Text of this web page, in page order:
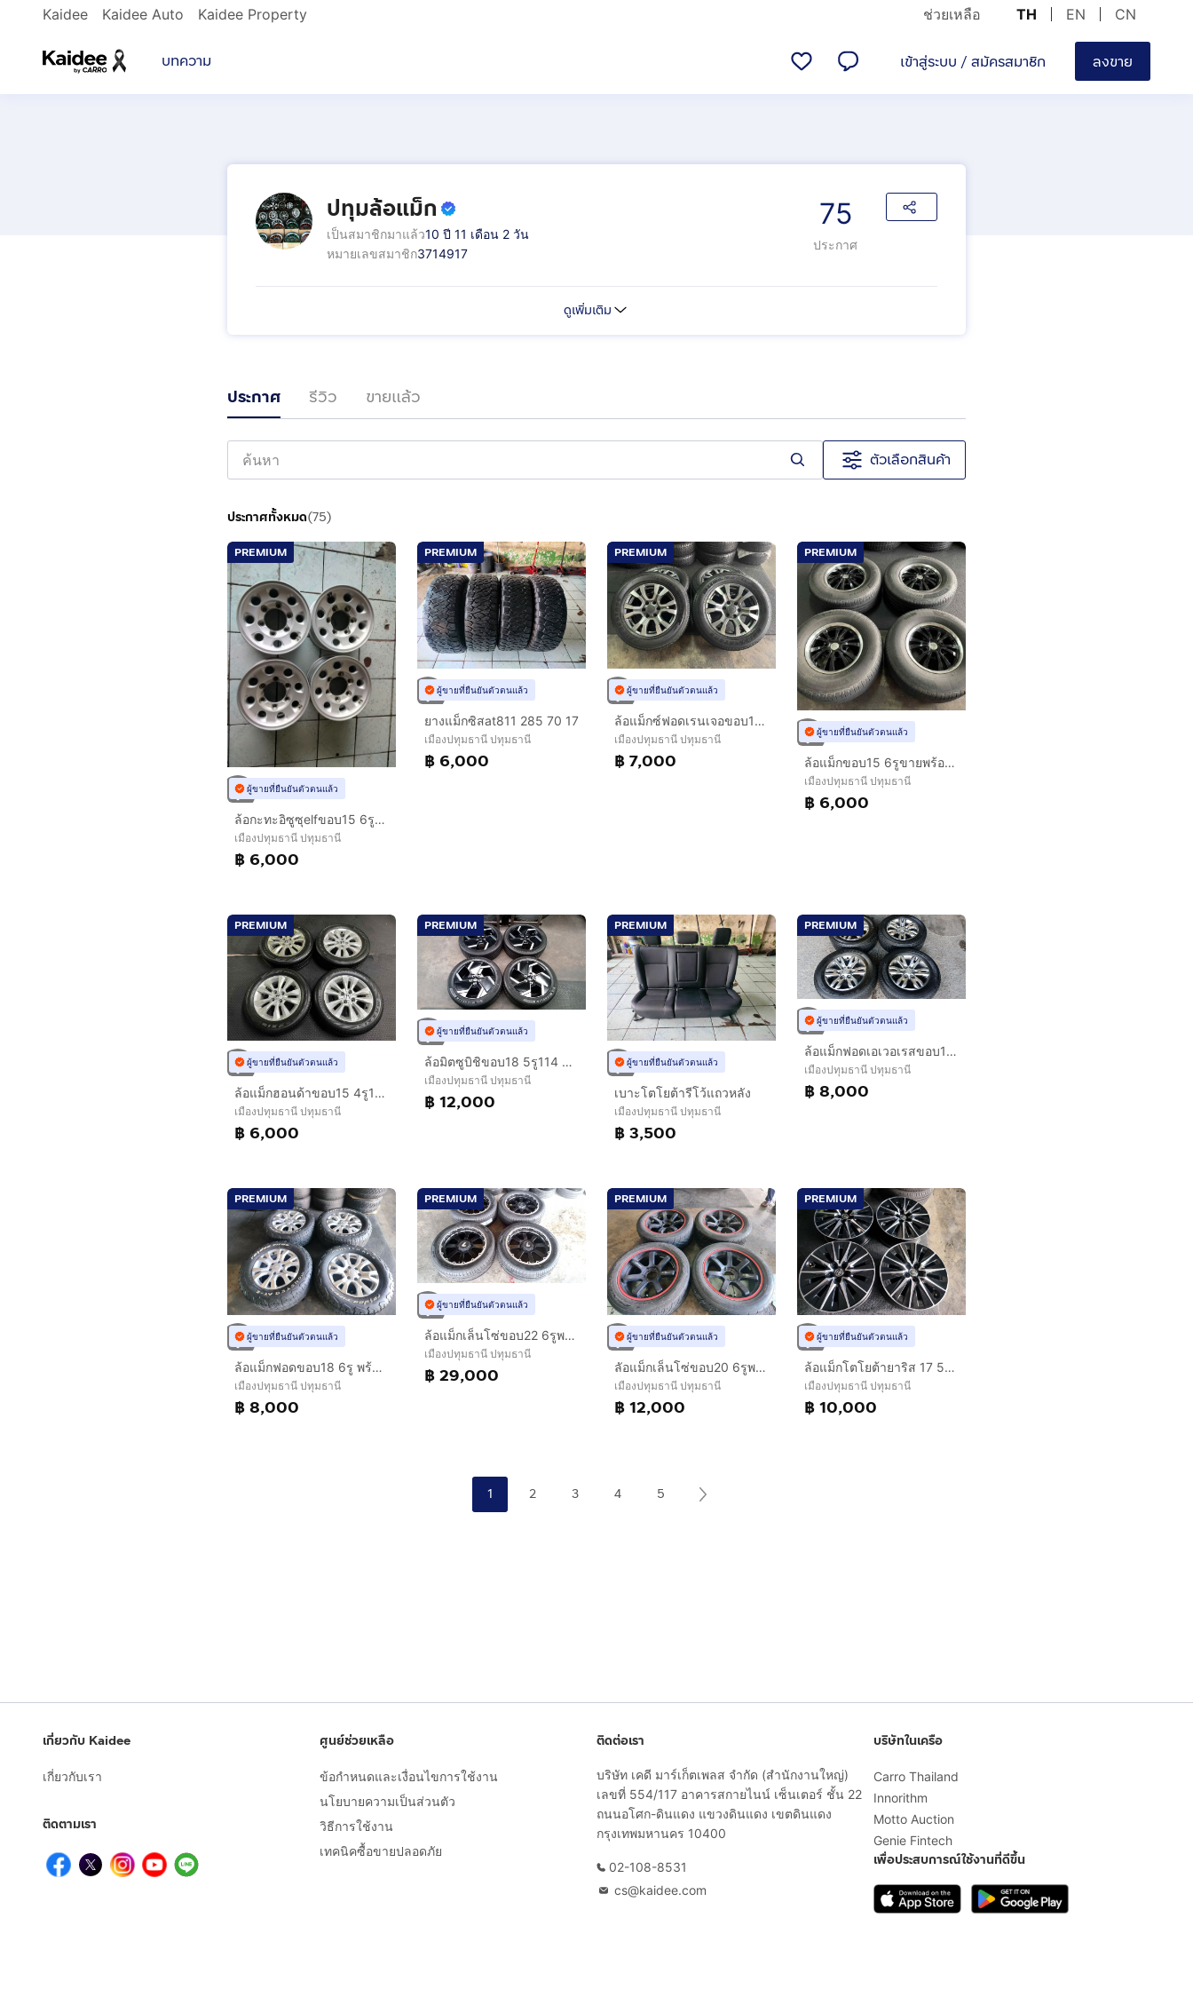
Kaidee Kaidee Auto Kaidee Property ช่วยเหลือ TH EN CN
บทความ เข้าสู่ระบบ / สมัครสมาชิก ลงขาย
ปทุมล้อแม็ก
เป็นสมาชิกมาแล้ว10 ปี 11 เดือน 2 วัน
หมายเลขสมาชิก3714917
75
ประกาศ
ดูเพิ่มเติม
ประกาศ รีวิว ขายแล้ว
ตัวเลือกสินค้า
ประกาศทั้งหมด(75)
PREMIUM
ผู้ขายที่ยืนยันตัวตนแล้ว
ล้อกะทะอิซูซุelfขอบ15 6รูสภาพใหม่
เมืองปทุมธานี ปทุมธานี
฿ 6,000
PREMIUM
ผู้ขายที่ยืนยันตัวตนแล้ว
ยางแม็กซิสat811 285 70 17
เมืองปทุมธานี ปทุมธานี
฿ 6,000
PREMIUM
ผู้ขายที่ยืนยันตัวตนแล้ว
ล้อแม็กซ์ฟอดเรนเจอขอบ18 6รู พร้อมยาง
เมืองปทุมธานี ปทุมธานี
฿ 7,000
PREMIUM
ผู้ขายที่ยืนยันตัวตนแล้ว
ล้อแม็กขอบ15 6รูขายพร้อมยาง255 70 15
เมืองปทุมธานี ปทุมธานี
฿ 6,000
PREMIUM
ผู้ขายที่ยืนยันตัวตนแล้ว
ล้อแม็กฮอนด้าขอบ15 4รู100 พร้อมยาง
เมืองปทุมธานี ปทุมธานี
฿ 6,000
PREMIUM
ผู้ขายที่ยืนยันตัวตนแล้ว
ล้อมิตซูบิชิขอบ18 5รู114 พร้อมยาง
เมืองปทุมธานี ปทุมธานี
฿ 12,000
PREMIUM
ผู้ขายที่ยืนยันตัวตนแล้ว
เบาะโตโยต้ารีโว้แถวหลัง
เมืองปทุมธานี ปทุมธานี
฿ 3,500
PREMIUM
ผู้ขายที่ยืนยันตัวตนแล้ว
ล้อแม็กฟอดเอเวอเรสขอบ18แถมยางบริสโตนชุดที่03
เมืองปทุมธานี ปทุมธานี
฿ 8,000
PREMIUM
ผู้ขายที่ยืนยันตัวตนแล้ว
ล้อแม็กฟอดขอบ18 6รู พร้อมยาง265 65 18
เมืองปทุมธานี ปทุมธานี
฿ 8,000
PREMIUM
ผู้ขายที่ยืนยันตัวตนแล้ว
ล้อแม็กเล็นโซ่ขอบ22 6รูพร้อมยางใหม่
เมืองปทุมธานี ปทุมธานี
฿ 29,000
PREMIUM
ผู้ขายที่ยืนยันตัวตนแล้ว
ลัอแม็กเล็นโซ่ขอบ20 6รูพร้อมยางใจ
เมืองปทุมธานี ปทุมธานี
฿ 12,000
PREMIUM
ผู้ขายที่ยืนยันตัวตนแล้ว
ล้อแม็กโตโยต้ายาริส 17 5รู100
เมืองปทุมธานี ปทุมธานี
฿ 10,000
1 2 3 4 5
เกี่ยวกับ Kaidee
เกี่ยวกับเรา
ติดตามเรา
ศูนย์ช่วยเหลือ
ข้อกำหนดและเงื่อนไขการใช้งาน
นโยบายความเป็นส่วนตัว
วิธีการใช้งาน
เทคนิคซื้อขายปลอดภัย
ติดต่อเรา
บริษัท เคดี มาร์เก็ตเพลส จำกัด (สำนักงานใหญ่)
เลขที่ 554/117 อาคารสกายไนน์ เซ็นเตอร์ ชั้น 22
ถนนอโศก-ดินแดง แขวงดินแดง เขตดินแดง
กรุงเทพมหานคร 10400
02-108-8531
cs@kaidee.com
บริษัทในเครือ
Carro Thailand
Innorithm
Motto Auction
Genie Fintech
เพื่อประสบการณ์ใช้งานที่ดีขึ้น